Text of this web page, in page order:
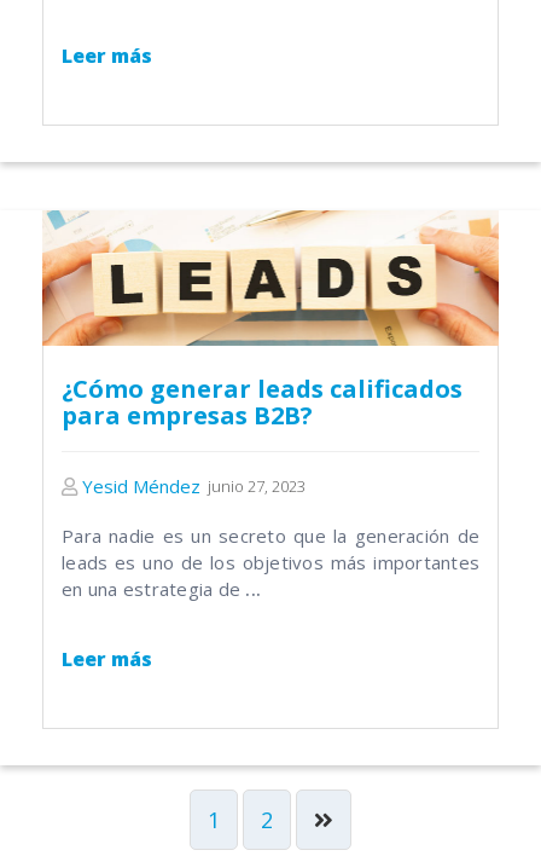
Leer más
¿Cómo generar leads calificados
para empresas B2B?
Yesid Méndez junio 27, 2023
Para nadie es un secreto que la generación de
leads es uno de los objetivos más importantes
en una estrategia de ...
Leer más
1 2